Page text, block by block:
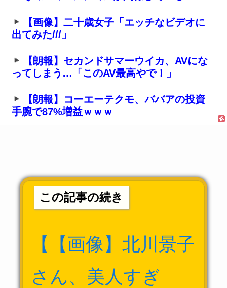
【画像】二十歳女子「エッチなビデオに
出てみた///」
【朗報】セカンドサマーウイカ、AVにな
ってしまう…「このAV最高やで！」
【朗報】コーエーテクモ、ババアの投資
手腕で87%増益ｗｗｗ
この記事の続き
【【画像】北川景子
さん、美人すぎ